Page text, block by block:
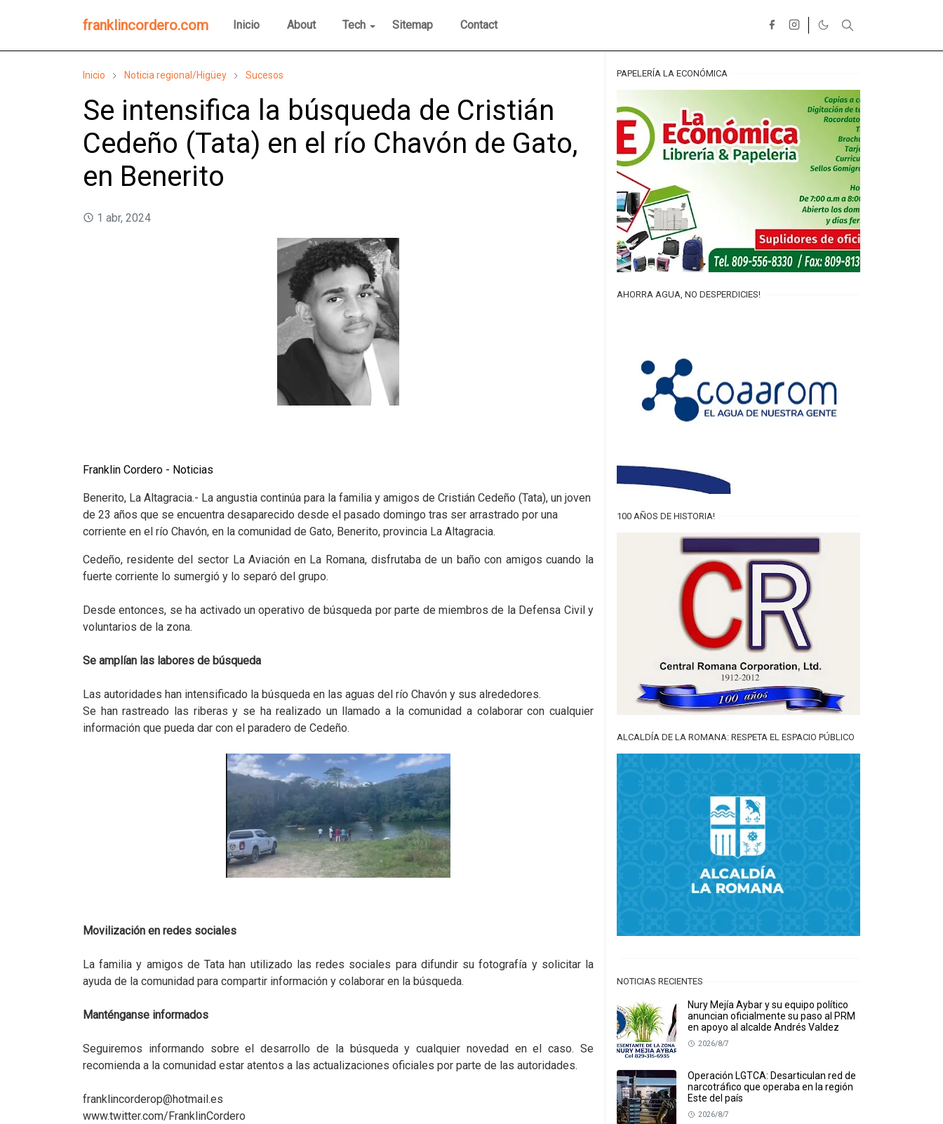
franklincordero.com Inicio About Tech Sitemap Contact
Inicio Noticia regional/Higüey Sucesos
Se intensifica la búsqueda de Cristián
Cedeño (Tata) en el río Chavón de Gato,
en Benerito
1 abr, 2024
Franklin Cordero - Noticias
Benerito, La Altagracia.- La angustia continúa para la familia y amigos de Cristián Cedeño (Tata), un joven
de 23 años que se encuentra desaparecido desde el pasado domingo tras ser arrastrado por una
corriente en el río Chavón, en la comunidad de Gato, Benerito, provincia La Altagracia.
Cedeño, residente del sector La Aviación en La Romana, disfrutaba de un baño con amigos cuando la
fuerte corriente lo sumergió y lo separó del grupo.
Desde entonces, se ha activado un operativo de búsqueda por parte de miembros de la Defensa Civil y
voluntarios de la zona.
Se amplían las labores de búsqueda
Las autoridades han intensificado la búsqueda en las aguas del río Chavón y sus alrededores.
Se han rastreado las riberas y se ha realizado un llamado a la comunidad a colaborar con cualquier
información que pueda dar con el paradero de Cedeño.
Movilización en redes sociales
La familia y amigos de Tata han utilizado las redes sociales para difundir su fotografía y solicitar la
ayuda de la comunidad para compartir información y colaborar en la búsqueda.
Manténganse informados
Seguiremos informando sobre el desarrollo de la búsqueda y cualquier novedad en el caso. Se
recomienda a la comunidad estar atentos a las actualizaciones oficiales por parte de las autoridades.
franklincorderop@hotmail.es
www.twitter.com/FranklinCordero
PAPELERÍA LA ECONÓMICA
AHORRA AGUA, NO DESPERDICIES!
100 AÑOS DE HISTORIA!
ALCALDÍA DE LA ROMANA: RESPETA EL ESPACIO PÚBLICO
NOTICIAS RECIENTES
Nury Mejía Aybar y su equipo político
anuncian oficialmente su paso al PRM
en apoyo al alcalde Andrés Valdez
2026/8/7
Operación LGTCA: Desarticulan red de
narcotráfico que operaba en la región
Este del país
2026/8/7